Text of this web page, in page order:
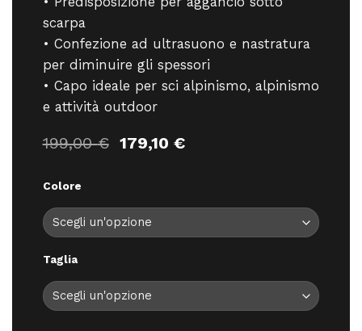
scarpa
• Confezione ad ultrasuono e nastratura
per diminuire gli spessori
• Capo ideale per sci alpinismo, alpinismo
e attività outdoor
199,00€ Il
199,00 €.
179,10 €Il
179,10 €.
Colore
Taglia